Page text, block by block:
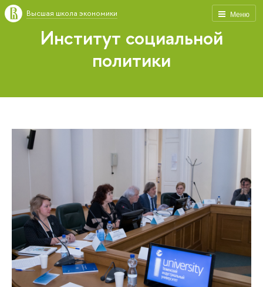
Меню
Высшая школа экономики
Институт социальной
политики